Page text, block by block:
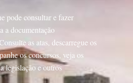
pode consultar e fazer
a documentação
as atas, descarregue os
os concursos, veja os
legislação e outros